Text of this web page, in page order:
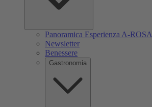
Panoramica Esperienza A-ROSA
Newsletter
Benessere
Gastronomia